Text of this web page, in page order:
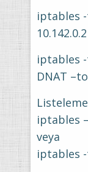
iptables -
10.142.0.2
iptables
DNAT
iptables
veya
iptables